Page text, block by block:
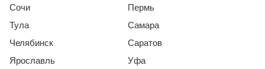
Сочи
Тула
Челябинск
Ярославль
Пермь
Самара
Саратов
Уфа